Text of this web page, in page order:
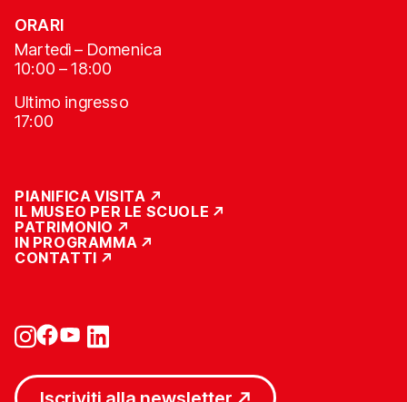
ORARI
Martedì – Domenica
10:00 – 18:00
Ultimo ingresso
17:00
PIANIFICA VISITA
IL MUSEO PER LE SCUOLE
PATRIMONIO
IN PROGRAMMA
CONTATTI